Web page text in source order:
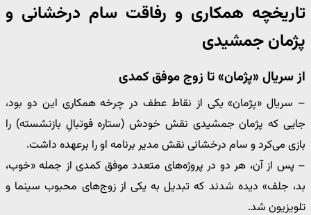
تاریخچه همکاری و رفاقت سام درخشانی و
پژمان جمشیدی
از سریال «پژمان» تا زوج موفق کمدی
– سریال «پژمان» یکی از نقاط عطف در چرخه همکاری این دو بود،
جایی که پژمان جمشیدی نقش خودش (ستاره فوتبالِ بازنشسته) را
بازی می‌کرد و سام درخشانی نقش مدیر برنامه او را برعهده داشت.
– پس از آن، هر دو در پروژه‌های متعدد موفق کمدی از جمله «خوب،
بد، جلف» دیده شدند که تبدیل به یکی از زوج‌های محبوب سینما و
تلویزیون شد.